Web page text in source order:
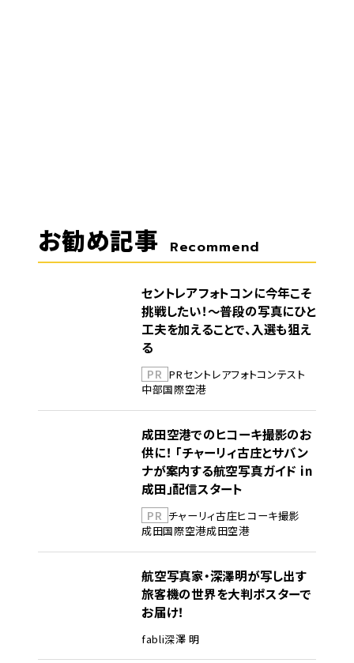
お勧め記事 Recommend
セントレアフォトコンに今年こそ
挑戦したい！～普段の写真にひと
工夫を加えることで、入選も狙え
る
PR PRセントレアフォトコンテスト
中部国際空港
成田空港でのヒコーキ撮影のお
供に！ 「チャーリィ古庄とサバン
ナが案内する航空写真ガイド in
成田」配信スタート
PR チャーリィ古庄ヒコーキ撮影
成田国際空港成田空港
航空写真家・深澤明が写し出す
旅客機の世界を大判ポスターで
お届け！
fabli深澤 明